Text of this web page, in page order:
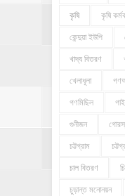
কৃষি কৃষি
কেন্দুয়া ইউপি
খাদ্য বিতরণ
খেলাধূলা
গণমিছিল
গুনীজন
চট্টগ্রাম
চাল বিতরণ
চুড়ান্ত মনোনয়ন